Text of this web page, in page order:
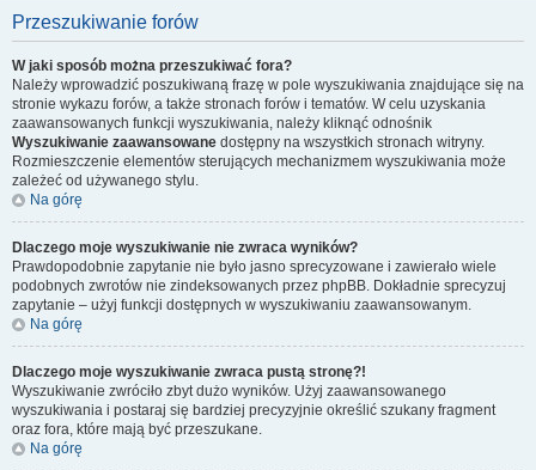
Przeszukiwanie forów
W jaki sposób można przeszukiwać fora?
Należy wprowadzić poszukiwaną frazę w pole wyszukiwania znajdujące się na
stronie wykazu forów, a także stronach forów i tematów. W celu uzyskania
zaawansowanych funkcji wyszukiwania, należy kliknąć odnośnik
Wyszukiwanie zaawansowane dostępny na wszystkich stronach witryny.
Rozmieszczenie elementów sterujących mechanizmem wyszukiwania może
zależeć od używanego stylu.
Na górę
Dlaczego moje wyszukiwanie nie zwraca wyników?
Prawdopodobnie zapytanie nie było jasno sprecyzowane i zawierało wiele
podobnych zwrotów nie zindeksowanych przez phpBB. Dokładnie sprecyzuj
zapytanie – użyj funkcji dostępnych w wyszukiwaniu zaawansowanym.
Na górę
Dlaczego moje wyszukiwanie zwraca pustą stronę?!
Wyszukiwanie zwróciło zbyt dużo wyników. Użyj zaawansowanego
wyszukiwania i postaraj się bardziej precyzyjnie określić szukany fragment
oraz fora, które mają być przeszukane.
Na górę